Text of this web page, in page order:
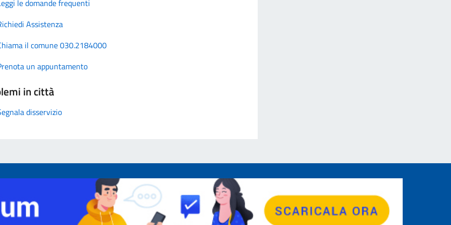
le domande frequenti
Assistenza
il comune 030.2184000
un appuntamento
in città
disservizio